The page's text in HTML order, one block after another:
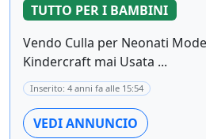
TUTTO PER I BAMBINI
Vendo Culla per Neonati
Kindercraft mai Usata ...
Inserito: 4 anni fa alle 15:54
VEDI ANNUNCIO